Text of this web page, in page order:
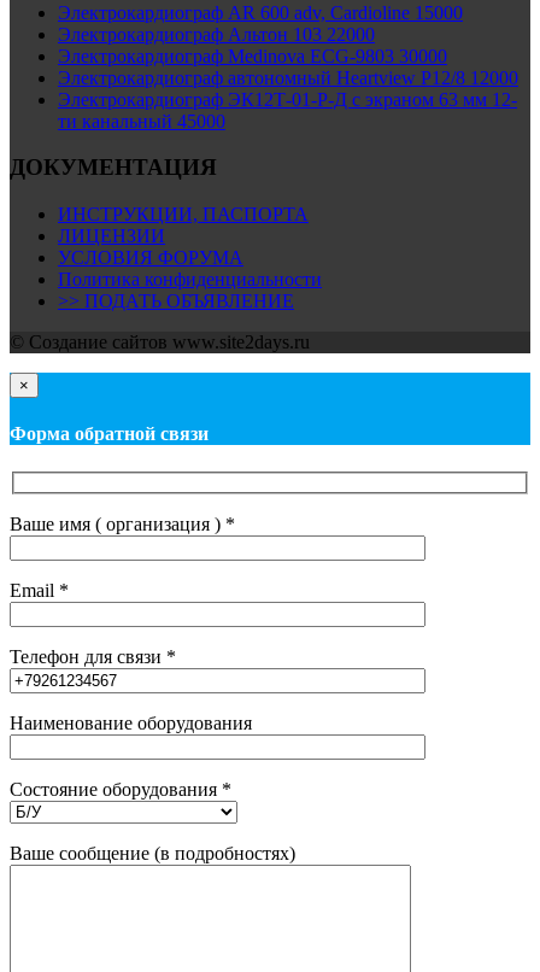
Электрокардиограф AR 600 adv, Cardioline 15000
Электрокардиограф Альтон 103 22000
Электрокардиограф Medinova ECG-9803 30000
Электрокардиограф автономный Heartview P12/8 12000
Электрокардиограф ЭК12Т-01-Р-Д с экраном 63 мм 12-
ти канальный 45000
ДОКУМЕНТАЦИЯ
ИНСТРУКЦИИ, ПАСПОРТА
ЛИЦЕНЗИИ
УСЛОВИЯ ФОРУМА
Политика конфиденциальности
>> ПОДАТЬ ОБЪЯВЛЕНИЕ
© Cоздание сайтов www.site2days.ru
×
Форма обратной связи
Ваше имя ( организация ) *
Email *
Телефон для связи *
Наименование оборудования
Состояние оборудования *
Ваше сообщение (в подробностях)